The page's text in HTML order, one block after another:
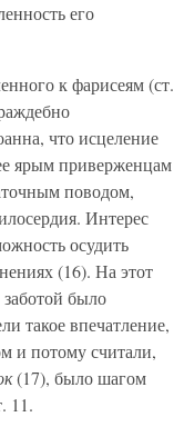
его
к фарисеям (ст.
что исцеление
ярым приверженцам
поводом,
Интерес
осудить
(16). На этот
было
такое впечатление,
и потому считали,
(17), было шагом
11.